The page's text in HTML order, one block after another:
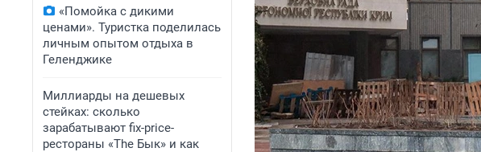
«Помойка с дикими
ценами». Туристка поделилась
личным опытом отдыха в
Геленджике
Миллиарды на дешевых
стейках: сколько
зарабатывают fix-price-
рестораны «The Бык» и как
возможным, если страна